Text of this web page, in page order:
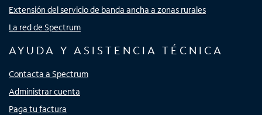
Extensión del servicio de banda ancha a zonas rurales
La red de Spectrum
AYUDA Y ASISTENCIA TÉCNICA
Contacta a Spectrum
Administrar cuenta
Paga tu factura